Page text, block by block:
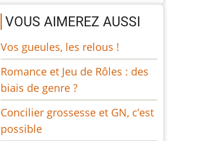
VOUS AIMEREZ AUSSI
Vos gueules, les relous !
Romance et Jeu de Rôles : des
biais de genre ?
Concilier grossesse et GN, c’est
possible